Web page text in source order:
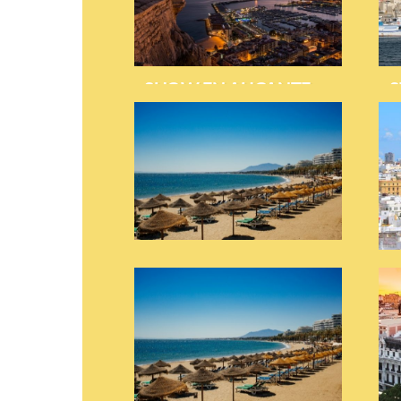
SHOW EN ALICANTE
SHOW EN ASTURIAS